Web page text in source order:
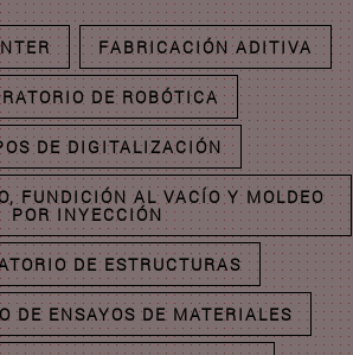
FABRICACIÓN ADITIVA
DE ROBÓTICA
DE DIGITALIZACIÓN
FUNDICIÓN AL VACÍO Y MOLDEO
POR INYECCIÓN
DE ESTRUCTURAS
DE ENSAYOS DE MATERIALES